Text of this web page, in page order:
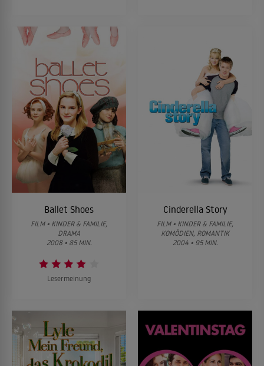
Ballet Shoes
FILM • KINDER & FAMILIE,
DRAMA
2008 • 85 MIN.
Lesermeinung
Cinderella Story
FILM • KINDER & FAMILIE,
KOMÖDIEN, ROMANTIK
2004 • 95 MIN.